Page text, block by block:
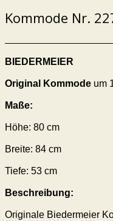
Kommode Nr.
BIEDERMEIER
Original Kommode um
Maße:
Höhe: 80 cm
Breite: 84 cm
Tiefe: 53 cm
Beschreibung:
Originale Biedermeier